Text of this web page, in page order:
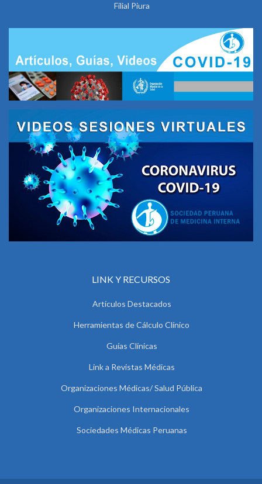
Filial Piura
LINK Y RECURSOS
Artículos Destacados
Herramientas de Cálculo Clínico
Guías Clínicas
Link a Revistas Médicas
Organizaciones Médicas/ Salud Pública
Organizaciones Internacionales
Sociedades Médicas Peruanas